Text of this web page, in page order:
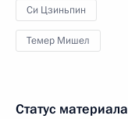
Си Цзиньпин
Темер Мишел
Статус материала